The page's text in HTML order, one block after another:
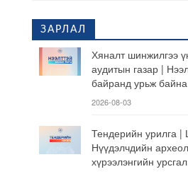
ЗАРЛАЛ
Хяналт шинжилгээ
аудитын газар |
байранд урьж байна
2026-08-03
Тендерийн урилга
Нүүдэлчдийн
хүрээлэнгийн